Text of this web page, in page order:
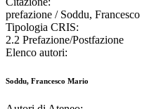
prefazione / Soddu,
Tipologia CRIS:
2.2 Prefazione/Postfazione
Elenco autori:
Soddu, Francesco Mario